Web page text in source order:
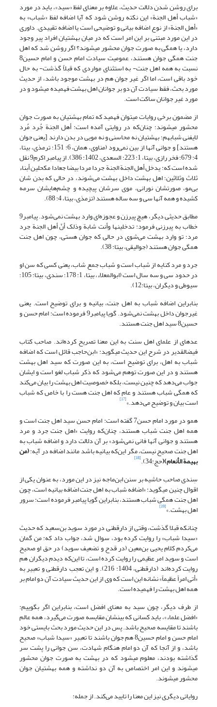
برای روشن شدن دلالت حدیث، علاوه بر معنای لفظ «سید»، باید در مورد
«شباب أهل الجنة» این نکته روشن شود که آیا اضافه لفظ «شباب» به
«أهل الجنة» از نوع اضافه بیانی و توضیحی است یا اضافه تقییدی. داوری
در این مورد مبتنی بر این امر است که در میان بهشتیان افراد پیر وجود
دارد، یا همگی به صورت جوان محشور می‏شوند؟ اگر روشن شد که اهل
جنت همگی جوان هستند، عمومیت سیادت امام حسن و امام حسین8
نسبت به همه اهل جنت- به استثنای مواردی که قبلاً گذشت- به حال
خود باقی است، اما اگر غیر جوان هم در بهشت موجود باشد، از حدیث
مورد بحث، فقط سیادت آن دو بر جوانان اهل بهشت فهمیده می‏شود و در
مورد غیر جوانان ساکت است.
از مضمون برخی روایات می‏توان فهمید که تمام بهشتیان به صورت جوان
محشور می‏شوند؛ چنان‌که در روایتی آمده است: أهل الجنة جُرد مُرد
لایفنی شبابهم؛ بهشتیان نه محاسنی و نه مویی در بدن دارند [یعنی جوان
هستند] و جوانی آنها از بین نمی‌رود (مناوی، همان، 6: 151؛ ترمذی، بی‏تا،
4: 679؛ فخر رازی، بی‏تا، 1: 223؛ السعدی، 1402: 386). از پیامبر اکرم9 نقل
شده است که: یدخل أهل الجنة الجنة جردا مردا بیضا جعادا مکحلین أبناء
ثلاث وثلاثین؛ اهل بهشت داخل بهشت می‌شوند، در حالی که بدن‌ شان
بی‌مو، صورتشان نورانی، موی سرشان پیچیده و چشم‌هایشان سرمه
کشیده و همه آنها سی و سه ساله هستند (تزمذی، بی‏تا، 4: 88).
مطابق حدیثی دیگر، هیچ پیرزن و عجوزه‌ای وارد بهشت نمی‌شود. پیامبر9
خطاب به پیرزنی فرمود: تدخلینها وأنت شابة وذلک أنّ أهل الجنة جرد
مرد؛ تو وارد بهشت می‌شوی در حالی که جوان هستی، چون اهل جنت
همگی جوان هستند (جوالیقی، بی‏تا: 38).
جرد و مرد کنایه از شباب است و شباب جمع شاب، یعنی کسی که سن او
در حدود سی و سه سال است (ابوالمعلاء، بی‏تا، 1: 178؛ سندی، بی‏تا: 105؛
سیوطی و دیگران، بی‏تا:12).
بنابراین اضافه شباب به اهل جنت، بیانیه و برای توضیح است. یعنی
غیرجوان داخل بهشت نمی‌شود. گویا پیامبر9 فرموده است: امام حسن و
حسین8 سید اهل جنت هستند.
عده‏ای از علمای اهل سنت به این معنا تصریح کرده‌اند. صاحب کتاب
فیض‏القدیر در شرح این حدیث می‏گوید: «ابن‌حاجب قائل است که اضافه
شباب به اهل، برای توضیح است، به این صورت که سید اهل بهشت
هستند و در این صورت توهم می‌شود که ذکر شباب لغو است و ایشان
جواب می‌دهد که چنین نیست، بلکه خصوصیت اهل بهشت را بیان می‌کند
که همگی شباب هستند و عام که اهل جنت هست را با خاص که شباب
است بیان و توضیح می‌دهد.»[17]
همو در مورد امام حسن7 گفته است: امام حسن سید اهل جنت است و
همه اهل جنت شباب هستند، چنان‌که روایت «اهل جنت جرد و مرد
هستند و جوانی آنها فانی نمی‌شود» بر آن دلالت دارد و اضافه شباب به
اهل جنت صحیح نیست، مگر این‌که بیانیه باشد مانند اضافه در آیه:(من
بهیمة الأنعام)
(حج:34). [18]
سِندی صاحب حاشیه بر سنن ابن‌ماجه نیز در این مورد، به عنوان یکی از
اقوال چنین می‏گوید: «اضافه شباب به اهل جنت اضافه بیانیه است، چون
اهل جنت همگی شباب هستند، بنابراین گویا پیامبر فرموده است: سرور
اهل بهشت.»[19]
چنانکه قبلا گذشت، وقتی از دارقطنی در مورد سوید بن‌سعید که حدیث
«سیدا شباب» را روایت کرده بود، سوال شد، جواب داد که: من گمان
می‌کردم کلام یحیی بن‌معین (در قدح و تضعیف سوید) در حق او صحیح
است و سوید امر عظیمی را روایت کرده است، تا این‌که دیدم دیگران هم
روایت کرده‌اند (دارقطنی، 1404: 216). و این تعجب دارقطنی و تعبیر به
«أتی امراً عظیماً» نشانه این است که وی از این حدیث سیادت آن دو امام بر
همه اهل بهشت را فهمیده است.
از طرف دیگر، چون سید به معنای افضل است، بنابراین اگر بگوییم:
«افضل علماء»، باید کسانی که بینشان مقایسه صورت می‌گیرد، همه عالم
باشند تا مقایسه صحیح باشد. پس در این حدیث مورد بحث بایستی خود
امام حسن و امام حسین8 هم جوان باشند تا تعبیر «سیدا شباب» صحیح
باشد، و از آنجا که آن دو امام هنگام شهادت، سن جوانی را پشت سر
گذاشته بودند، معلوم می‏شود که در بهشت به صورت جوان محشور
می‏شوند و این امر اختصاص به آن دو نداشته و همه بهشتیان جوان
محشور می‏شوند.
روایاتی دیگری نیز این معنا را تایید می‌کند. از جمله: